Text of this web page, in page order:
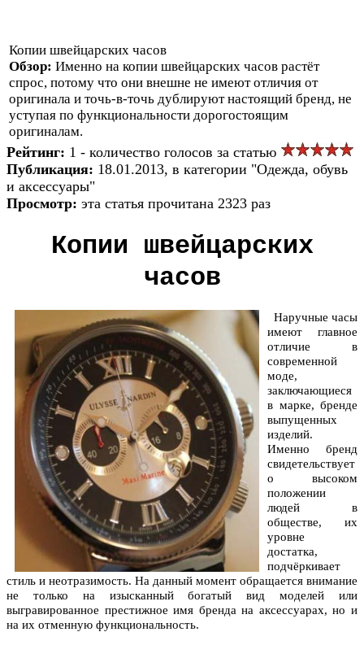
Копии швейцарских часов
Обзор: Именно на копии швейцарских часов растёт
спрос, потому что они внешне не имеют отличия от
оригинала и точь-в-точь дублируют настоящий бренд, не
уступая по функциональности дорогостоящим
оригиналам.
Рейтинг: 1 - количество голосов за статью
Публикация: 18.01.2013, в категории "Одежда, обувь
и аксессуары"
Просмотр: эта статья прочитана 2323 раз
Копии швейцарских
часов
Наручные часы
имеют главное
отличие в
современной
моде,
заключающиеся
в марке, бренде
выпущенных
изделий.
Именно бренд
свидетельствует
о высоком
положении
людей в
обществе, их
уровне
достатка,
подчёркивает
стиль и неотразимость. На данный момент обращается внимание
не только на изысканный богатый вид моделей или
выгравированное престижное имя бренда на аксессуарах, но и
на их отменную функциональность.